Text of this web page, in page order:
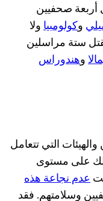
أربعة صحفيين
وكولومبياولا
ستة مراسلين
وهندوراس
التي تتعامل
على مستوى
عدم نجاعة هذه
وسلامتهم. فقد